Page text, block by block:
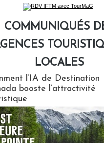
COMMUNIQUÉS
LOCALES
l’IA de Destination
booste l’attractivité